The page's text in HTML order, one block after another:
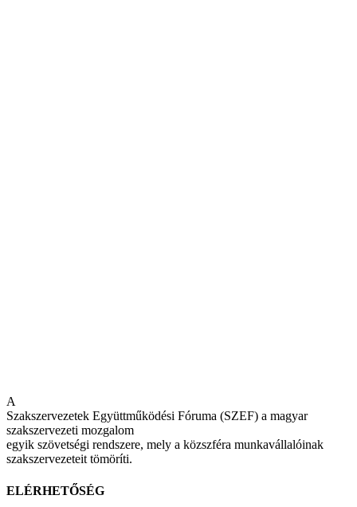
A
Szakszervezetek Együttműködési Fóruma (SZEF) a magyar
szakszervezeti mozgalom
egyik szövetségi rendszere, mely a közszféra munkavállalóinak
szakszervezeteit tömöríti.
ELÉRHETŐSÉG